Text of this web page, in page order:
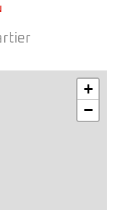
+
−